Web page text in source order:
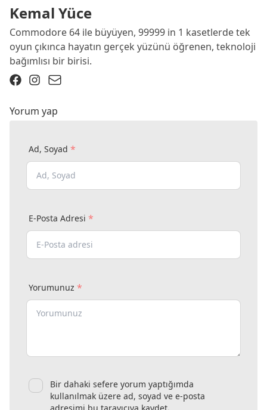
Kemal Yüce
Commodore 64 ile büyüyen, 99999 in 1 kasetlerde tek
oyun çıkınca hayatın gerçek yüzünü öğrenen, teknoloji
bağımlısı bir birisi.
Yorum yap
Ad, Soyad *
E-Posta Adresi *
Yorumunuz *
Bir dahaki sefere yorum yaptığımda
kullanılmak üzere ad, soyad ve e-posta